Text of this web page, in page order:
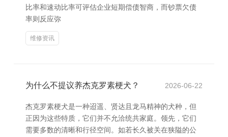
比率和速动比率可评估企业短期偿债智商，而钞票欠债
率则反应弥
维修资讯
为什么不提议养杰克罗素梗犬？ 2026-06-22
杰克罗素梗犬是一种迢遥、贤达且龙马精神的犬种，但
正因为这些特质，它们并不允洽统共家庭。领先，它们
需要多数的清晰和行径空间。如若长久被关在狭隘的公